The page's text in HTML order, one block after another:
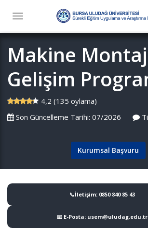
Toggle
Makine
Gelişim
4,2 (135 oylama)
Son Güncelleme Tarihi: 07/2026
Kurumsal Başvuru
📞İletişim: 0850 840 85 43
📧 E-Posta: usem@uludag.edu.tr